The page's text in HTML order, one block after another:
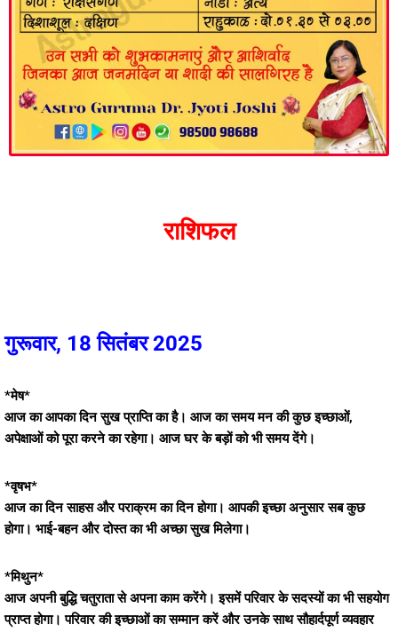
राशिफल
गुरूवार, 18 सितंबर 2025
*मेष*
आज का आपका दिन सुख प्राप्ति का है। आज का समय मन की कुछ इच्छाओं,
अपेक्षाओं को पूरा करने का रहेगा। आज घर के बड़ों को भी समय देंगे।
*वृषभ*
आज का दिन साहस और पराक्रम का दिन होगा। आपकी इच्छा अनुसार सब कुछ
होगा। भाई-बहन और दोस्त का भी अच्छा सुख मिलेगा।
*मिथुन*
आज अपनी बुद्धि चतुराता से अपना काम करेंगे। इसमें परिवार के सदस्यों का भी सहयोग
प्राप्त होगा। परिवार की इच्छाओं का सम्मान करें और उनके साथ सौहार्दपूर्ण व्यवहार